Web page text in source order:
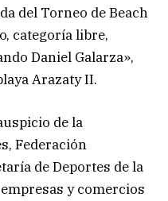
del Torneo de Beach
categoría libre,
Daniel Galarza»,
Arazaty II.
de la
Federación
de Deportes de la
y comercios